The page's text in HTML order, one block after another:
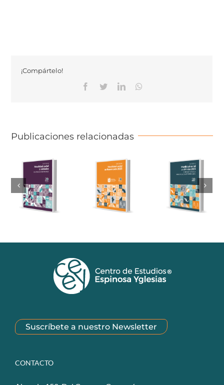
¡Compártelo!
Facebook
TwitterLinkedinWhatsapp
Publicaciones relacionadas
Suscríbete a nuestro Newsletter
CONTACTO